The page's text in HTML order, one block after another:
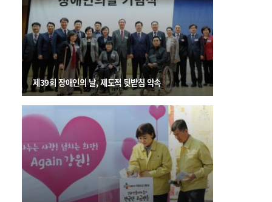
제39회 장애인의 날, 제도적 뒷받침 약속